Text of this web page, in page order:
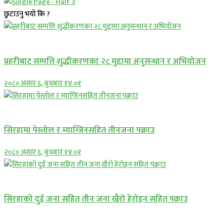
छुटाउनु भयो कि ?
प्रहरीबाट सम्पत्ति शुद्धीकरणका २८ मुद्दामा अनुसन्धान र अभियोजन
२०८० असार ६, बुधबार १४:०१
सिरहामा पेस्तोल र म्याग्जिनसहित तीनजना पक्राउ
२०८० असार ६, बुधबार १४:०१
सिरहाकाे दुई जना सहित तीन जना खैरो हेरोइन सहित पक्राउ